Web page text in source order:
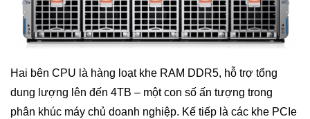
Hai bên CPU là hàng loạt khe RAM DDR5, hỗ trợ tổng
dung lượng lên đến 4TB – một con số ấn tượng trong
phân khúc máy chủ doanh nghiệp. Kế tiếp là các khe PCIe